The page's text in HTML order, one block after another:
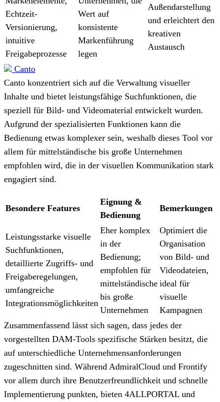
Echtzeit-
Versionierung,
intuitive
Freigabeprozesse
Wert auf
konsistente
Markenführung
legen
Außendarstellung
und erleichtert den
kreativen
Austausch
Canto
Canto konzentriert sich auf die Verwaltung visueller
Inhalte und bietet leistungsfähige Suchfunktionen, die
speziell für Bild- und Videomaterial entwickelt wurden.
Aufgrund der spezialisierten Funktionen kann die
Bedienung etwas komplexer sein, weshalb dieses Tool vor
allem für mittelständische bis große Unternehmen
empfohlen wird, die in der visuellen Kommunikation stark
engagiert sind.
Besondere Features
Eignung &
Bedienung
Bemerkungen
Leistungsstarke visuelle
Suchfunktionen,
detaillierte Zugriffs- und
Freigaberegelungen,
umfangreiche
Integrationsmöglichkeiten
Eher komplex
in der
Bedienung;
empfohlen für
mittelständische
bis große
Unternehmen
Optimiert die
Organisation
von Bild- und
Videodateien,
ideal für
visuelle
Kampagnen
Zusammenfassend lässt sich sagen, dass jedes der
vorgestellten DAM-Tools spezifische Stärken besitzt, die
auf unterschiedliche Unternehmensanforderungen
zugeschnitten sind. Während AdmiralCloud und Frontify
vor allem durch ihre Benutzerfreundlichkeit und schnelle
Implementierung punkten, bieten 4ALLPORTAL und